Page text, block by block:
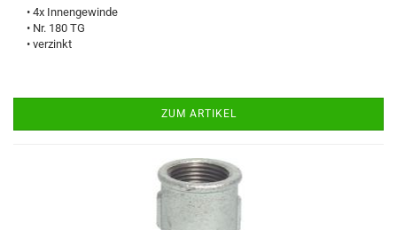
• 4x Innengewinde
• Nr. 180 TG
• verzinkt
ZUM ARTIKEL